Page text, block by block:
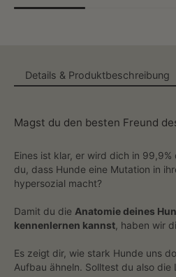
Details & Produktbeschreibung
Magst du den besten Freund
Eines ist klar, er wird dich in
du, dass Hunde eine Mutation in
hypersozial macht?
Damit du die Anatomie deines
kennenlernen kannst, haben wir
Es zeigt dir, wie stark Hunde uns
Aufbau ähneln. Solltest du also